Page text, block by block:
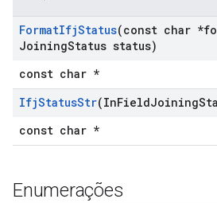
FormatIfjStatus(const char
JoiningStatus status)
const char *
IfjStatusStr(InFieldJoining
const char *
Enumerações